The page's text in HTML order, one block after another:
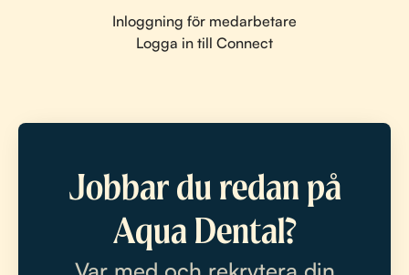
Inloggning för medarbetare
Logga in till Connect
Jobbar du redan på
Aqua Dental?